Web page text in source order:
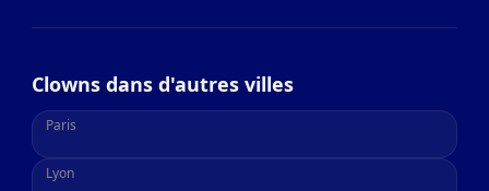
Clowns dans d'autres villes
Paris
Lyon